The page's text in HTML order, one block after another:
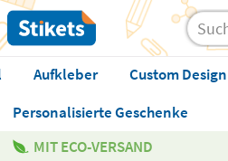
Aufkleber Custom Design
Personalisierte Geschenke
MIT ECO-VERSAND